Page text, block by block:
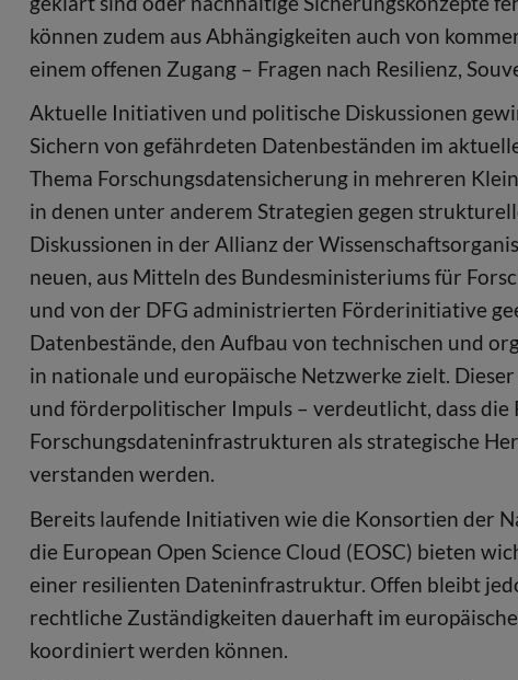
können zudem aus Abhängigkeiten auch von
einem offenen Zugang – Fragen nach Resilienz,
Aktuelle Initiativen und politische Diskussionen
Sichern von gefährdeten Datenbeständen im
Thema Forschungsdatensicherung in mehreren
in denen unter anderem Strategien gegen
Diskussionen in der Allianz der
neuen, aus Mitteln des Bundesministeriums für
und von der DFG administrierten Förderinitiative
Datenbestände, den Aufbau von technischen und
in nationale und europäische Netzwerke zielt.
und förderpolitischer Impuls – verdeutlicht, dass
Forschungsdateninfrastrukturen als strategische
verstanden werden.
Bereits laufende Initiativen wie die Konsortien der
die European Open Science Cloud (EOSC) bieten
einer resilienten Dateninfrastruktur. Offen bleibt
rechtliche Zuständigkeiten dauerhaft im
koordiniert werden können.